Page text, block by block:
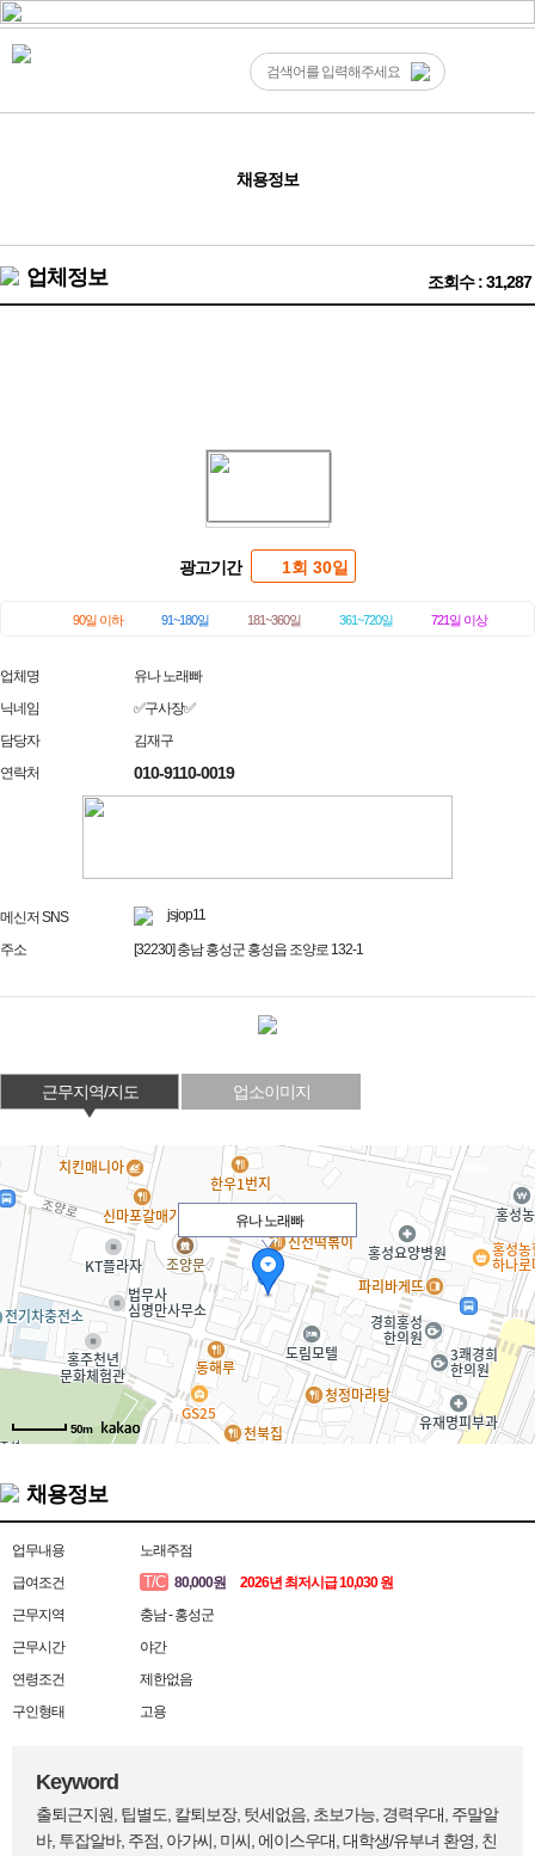
채용정보
업체정보 조회수 : 31,287
광고기간 1회 30일
90일 이하 91~180일 181~360일 361~720일 721일 이상
업체명
유나 노래빠
닉네임
✅구사장✅
담당자
김재구
연락처
010-9110-0019
메신저 SNS jsjop11
주소 [32230] 충남 홍성군 홍성읍 조양로 132-1
근무지역/지도 업소이미지
유나 노래빠
50m
채용정보
업무내용
노래주점
급여조건
T/C 80,000원
2026년 최저시급 10,030 원
근무지역
충남 - 홍성군
근무시간
야간
연령조건
제한없음
구인형태
고용
Keyword
출퇴근지원, 팁별도, 칼퇴보장, 텃세없음, 초보가능, 경력우대, 주말알
바, 투잡알바, 주점, 아가씨, 미씨, 에이스우대, 대학생/유부녀 환영, 친